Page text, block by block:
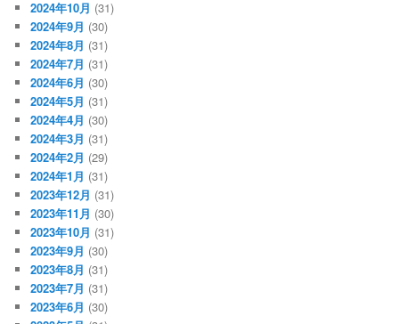
2024年10月 (31)
2024年9月 (30)
2024年8月 (31)
2024年7月 (31)
2024年6月 (30)
2024年5月 (31)
2024年4月 (30)
2024年3月 (31)
2024年2月 (29)
2024年1月 (31)
2023年12月 (31)
2023年11月 (30)
2023年10月 (31)
2023年9月 (30)
2023年8月 (31)
2023年7月 (31)
2023年6月 (30)